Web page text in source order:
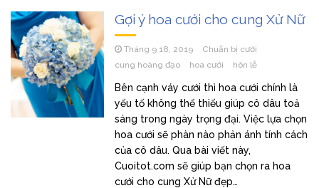
Gợi ý hoa cưới cho cung Xử Nữ
Tháng 9 18, 2019
Chuẩn bị cưới
cung hoàng đạo
hoa cưới hôn lễ
Bên cạnh váy cưới thì hoa cưới chính là
yếu tố không thể thiếu giúp cô dâu toả
sáng trong ngày trọng đại. Việc lựa chọn
hoa cưới sẽ phàn nào phản ánh tính cách
của cô dâu. Qua bài viết này,
Cuoitot.com sẽ giúp bạn chọn ra hoa
cưới cho cung Xử Nữ đẹp…